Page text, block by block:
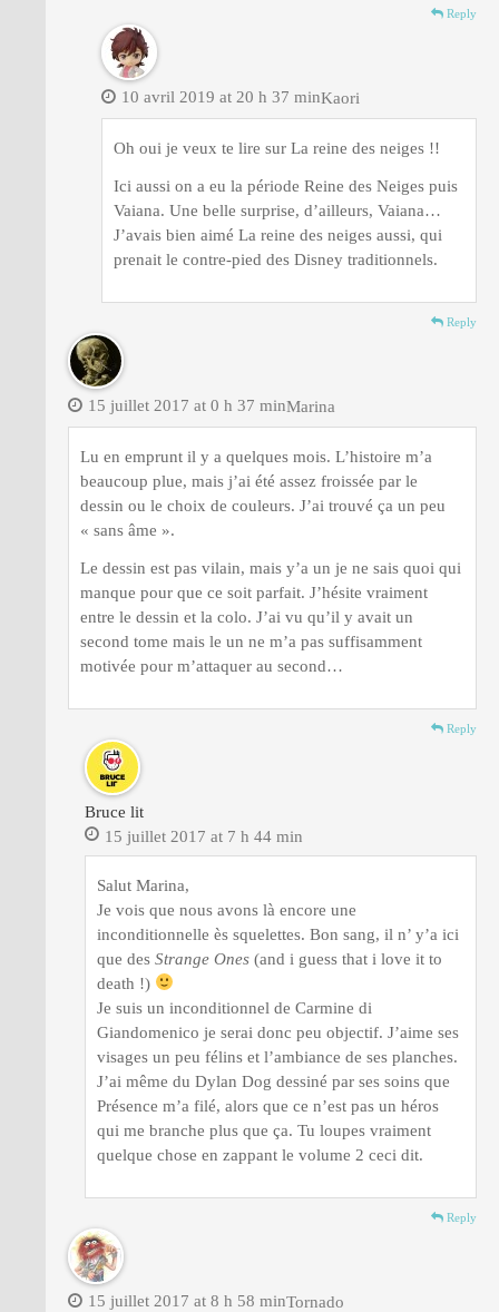
Reply
Kaori
10 avril 2019 at 20 h 37 min
Oh oui je veux te lire sur La reine des neiges !!
Ici aussi on a eu la période Reine des Neiges puis
Vaiana. Une belle surprise, d’ailleurs, Vaiana…
J’avais bien aimé La reine des neiges aussi, qui
prenait le contre-pied des Disney traditionnels.
Reply
Marina
15 juillet 2017 at 0 h 37 min
Lu en emprunt il y a quelques mois. L’histoire m’a
beaucoup plue, mais j’ai été assez froissée par le
dessin ou le choix de couleurs. J’ai trouvé ça un peu
« sans âme ».
Le dessin est pas vilain, mais y’a un je ne sais quoi qui
manque pour que ce soit parfait. J’hésite vraiment
entre le dessin et la colo. J’ai vu qu’il y avait un
second tome mais le un ne m’a pas suffisamment
motivée pour m’attaquer au second…
Reply
Bruce lit
15 juillet 2017 at 7 h 44 min
Salut Marina,
Je vois que nous avons là encore une
inconditionnelle ès squelettes. Bon sang, il n’ y’a ici
que des Strange Ones (and i guess that i love it to
death !)
Je suis un inconditionnel de Carmine di
Giandomenico je serai donc peu objectif. J’aime ses
visages un peu félins et l’ambiance de ses planches.
J’ai même du Dylan Dog dessiné par ses soins que
Présence m’a filé, alors que ce n’est pas un héros
qui me branche plus que ça. Tu loupes vraiment
quelque chose en zappant le volume 2 ceci dit.
Reply
Tornado
15 juillet 2017 at 8 h 58 min